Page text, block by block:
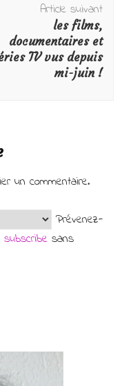
Article suivant
les films,
documentaires et
TV vus depuis
mi-juin !
un commentaire.
Prévenez-
subscribe sans